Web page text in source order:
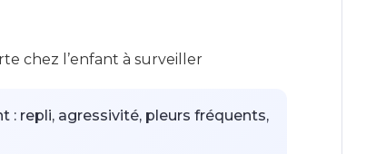
prématurés, déni, fuite dans
chez l’enfant à surveiller
repli, agressivité, pleurs fréquents,